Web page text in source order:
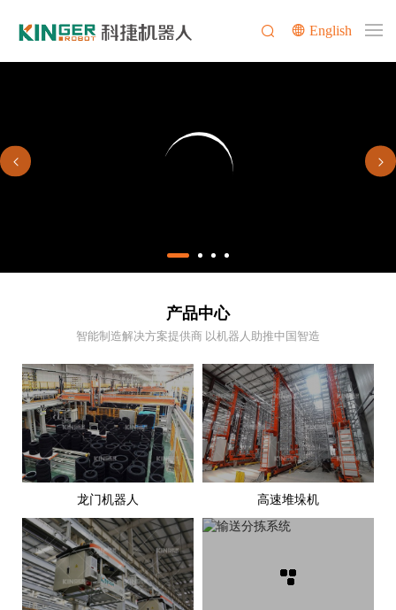
English
产品中心
智能制造解决方案提供商 以机器人助推中国智造
龙门机器人
龙门机器人可实现自动分
拣、层配，省人提效，广泛
应用在橡胶轮胎、骨架材
龙门机器人 高速堆垛机
的新型仓储设施，采用安全
高速堆垛机